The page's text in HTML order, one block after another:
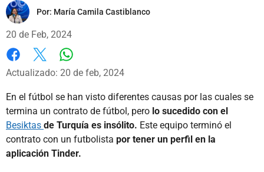
Por: María Camila Castiblanco
20 de Feb, 2024
Facebook
X
Actualizado: 20 de feb, 2024
En el fútbol se han visto diferentes causas por las cuales se
termina un contrato de fútbol, pero lo sucedido con el
Besiktas de Turquía es insólito. Este equipo terminó el
contrato con un futbolista por tener un perfil en la
aplicación Tinder.